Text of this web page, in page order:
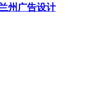
州广告设计